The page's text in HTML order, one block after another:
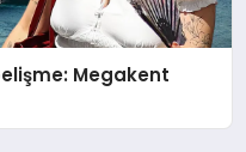
Megakent